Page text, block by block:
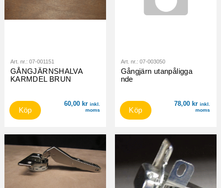
Art. nr.: 07-001151
GÅNGJÄRNSHALVA
KARMDEL BRUN
60,00 kr inkl.
moms
Köp
Art. nr.: 07-003050
Gångjärn utanpåligga
nde
78,00 kr inkl.
moms
Köp